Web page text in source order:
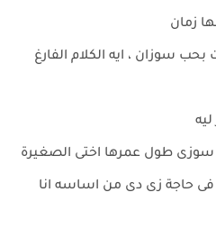
زمان
سوزان ، ايه الكلام الفارغ
سوزى طول عمرها اختى الصغيرة
فى حاجة زى دى من اساسه انا